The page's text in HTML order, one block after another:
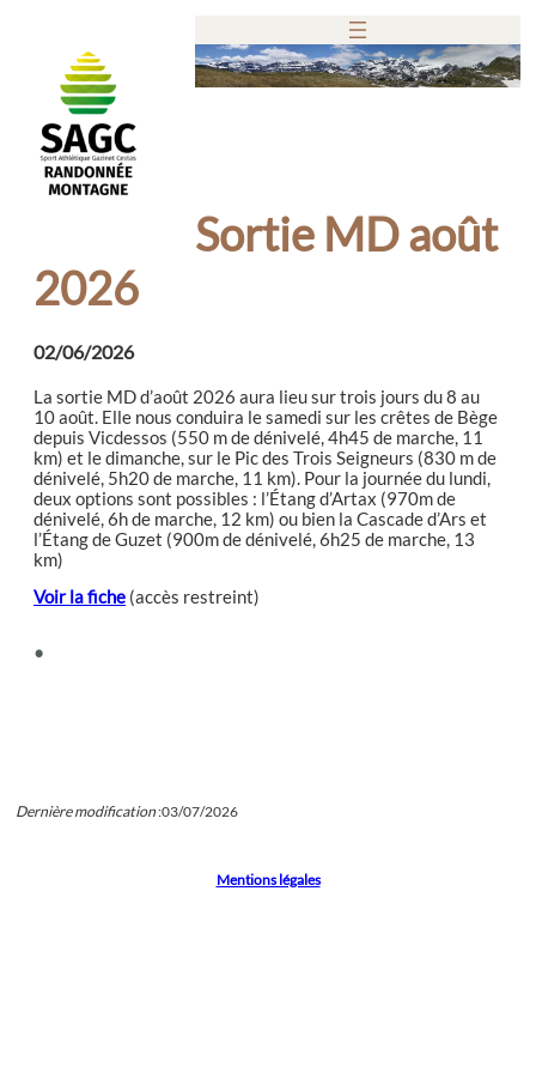
Sortie MD août
2026
02/06/2026
La sortie MD d’août 2026 aura lieu sur trois jours du 8 au
10 août. Elle nous conduira le samedi sur les crêtes de Bège
depuis Vicdessos (550 m de dénivelé, 4h45 de marche, 11
km) et le dimanche, sur le Pic des Trois Seigneurs (830 m de
dénivelé, 5h20 de marche, 11 km). Pour la journée du lundi,
deux options sont possibles : l’Étang d’Artax (970m de
dénivelé, 6h de marche, 12 km) ou bien la Cascade d’Ars et
l’Étang de Guzet (900m de dénivelé, 6h25 de marche, 13
km)
Voir la fiche (accès restreint)
•
Dernière modification:03/07/2026
Mentions légales